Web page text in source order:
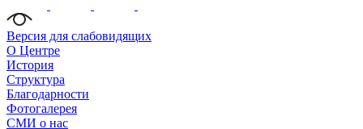
Версия для слабовидящих
О Центре
История
Структура
Благодарности
Фотогалерея
СМИ о нас